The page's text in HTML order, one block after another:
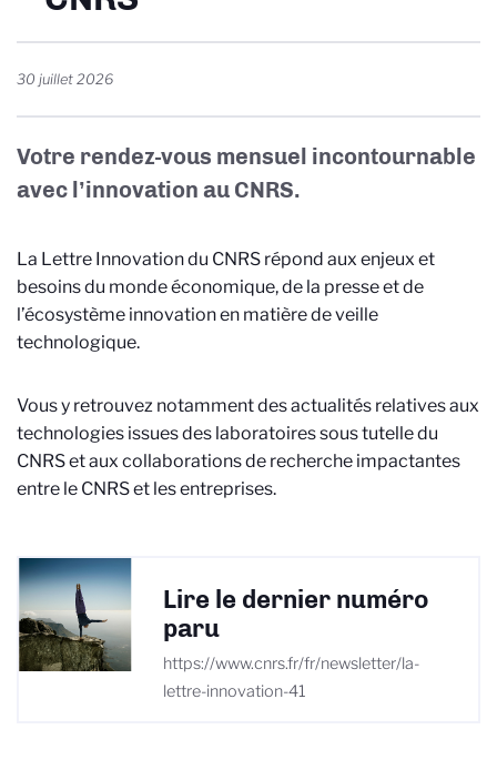
30 juillet 2026
Votre rendez-vous mensuel incontournable
avec l’innovation au CNRS.
La Lettre Innovation du CNRS répond aux enjeux et
besoins du monde économique, de la presse et de
l’écosystème innovation en matière de veille
technologique.
Vous y retrouvez notamment des actualités relatives aux
technologies issues des laboratoires sous tutelle du
CNRS et aux collaborations de recherche impactantes
entre le CNRS et les entreprises.
Lire le dernier numéro
paru
https://www.cnrs.fr/fr/newsletter/la-
lettre-innovation-41